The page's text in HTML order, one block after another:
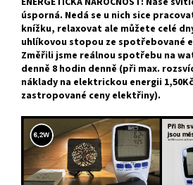
úsporná. Nedá se u nich sice
knížku, relaxovat ale můžete celé
uhlíkovou stopou ze spotřebované
Změřili jsme reálnou spotřebu na
denně 8 hodin denně (při max.
náklady na elektrickou energii
zastropované ceny elektřiny).